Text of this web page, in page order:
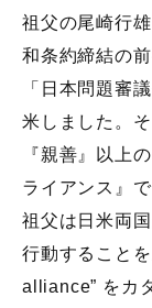
祖父の尾崎行
和条約締結の
「日本問題審
米しました。
『親善』以上
ライアンス』
祖父は日米両
行動すること
alliance” をカ